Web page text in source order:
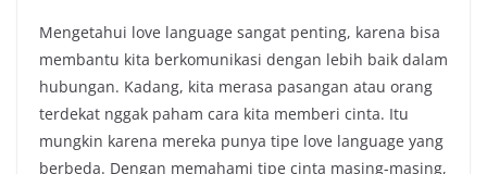
Mengetahui love language sangat penting, karena bisa
membantu kita berkomunikasi dengan lebih baik dalam
hubungan. Kadang, kita merasa pasangan atau orang
terdekat nggak paham cara kita memberi cinta. Itu
mungkin karena mereka punya tipe love language yang
berbeda. Dengan memahami tipe cinta masing-masing,